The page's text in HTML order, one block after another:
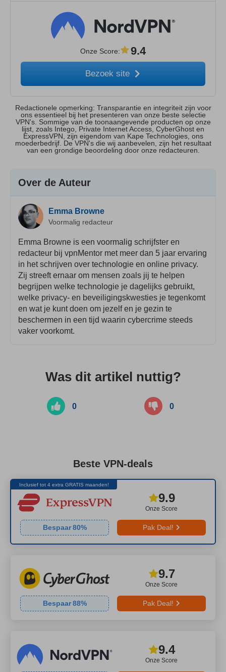
Onze Score: 9.4
Bezoek site
Redactionele opmerking: Transparantie en integriteit zijn voor
ons essentieel bij het presenteren van onze beste selectie
VPN's. Sommige van de toonaangevende producten op onze
lijst, zoals Intego, Private Internet Access, CyberGhost en
ExpressVPN, zijn eigendom van Kape Technologies, ons
moederbedrijf. De VPN's die wij aanbevelen, zijn het resultaat
van een grondige beoordeling door onze redacteuren.
Over de Auteur
Emma Browne
Voormalig redacteur
Emma Browne is een voormalig schrijfster en
redacteur bij vpnMentor met meer dan 5 jaar ervaring
in het schrijven over technologie en online privacy.
Zij streeft ernaar om mensen zoals jij te helpen
begrijpen welke technologie je dagelijks gebruikt,
welke privacy- en beveiligingskwesties je tegenkomt
en wat je kunt doen om jezelf en je gezin te
beschermen in een tijd waarin cybercrime steeds
vaker voorkomt.
Was dit artikel nuttig?
0 0
Beste VPN-deals
Inclusief tot 4 extra GRATIS maanden!
Onze Score
9.9
Bespaar 80% Pak Deal!
Onze Score
9.7
Bespaar 88% Pak Deal!
Onze Score
9.4